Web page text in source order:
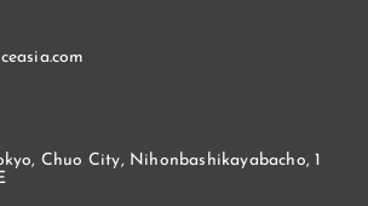
Chuo City, Nihonbashikayabacho, 1